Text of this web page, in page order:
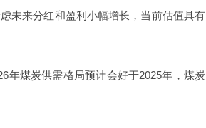
未来分红和盈利小幅增长，当前估值具有
年煤炭供需格局预计会好于2025年，煤炭